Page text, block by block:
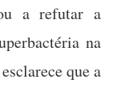
a refutar a
na
que a